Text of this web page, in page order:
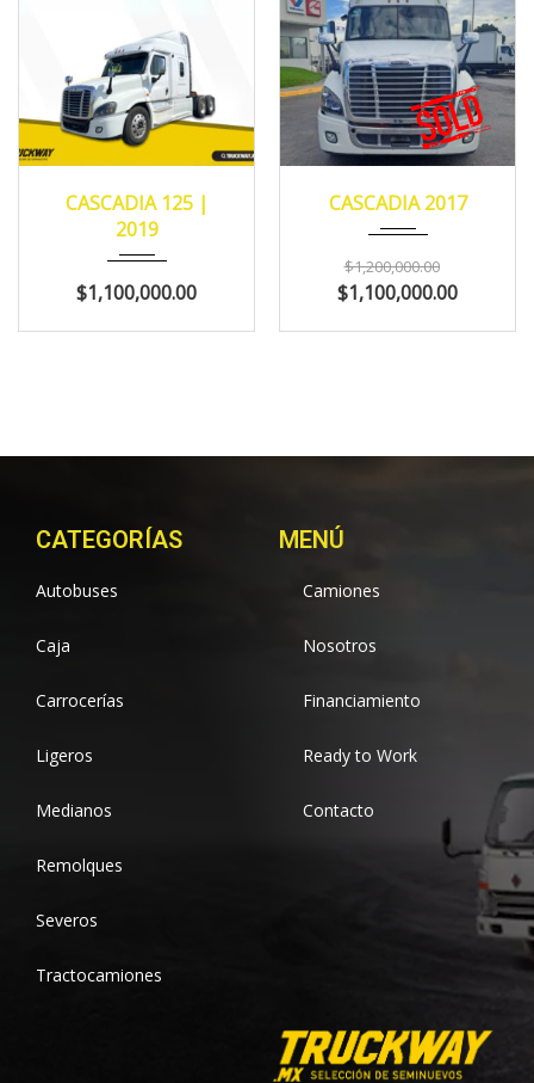
421,913
CASCADIA 125 |
2019
$1,100,000.00
1177024
CASCADIA 2017
$1,200,000.00
$1,100,000.00
CATEGORÍAS
Autobuses
Caja
Carrocerías
Ligeros
Medianos
Remolques
Severos
Tractocamiones
MENÚ
Camiones
Nosotros
Financiamiento
Ready to Work
Contacto